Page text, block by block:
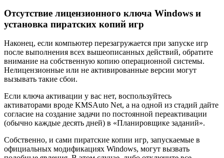
Отсутствие лицензионного ключа Windows и
установка пиратских копий игр
Наконец, если компьютер перезагружается при запуске игр
после выполнения всех вышеописанных действий, обратите
внимание на собственную копию операционной системы.
Нелицензионные или не активированные версии могут
вызывать такие сбои.
Если ключа активации у вас нет, воспользуйтесь
активаторами вроде KMSAuto Net, а на одной из стадий дайте
согласие на создание задачи по постоянной переактивации
(обычно каждые десять дней) в «Планировщике заданий».
Собственно, и сами пиратские копии игр, запускаемые в
официальных модификациях Windows, могут вызвать